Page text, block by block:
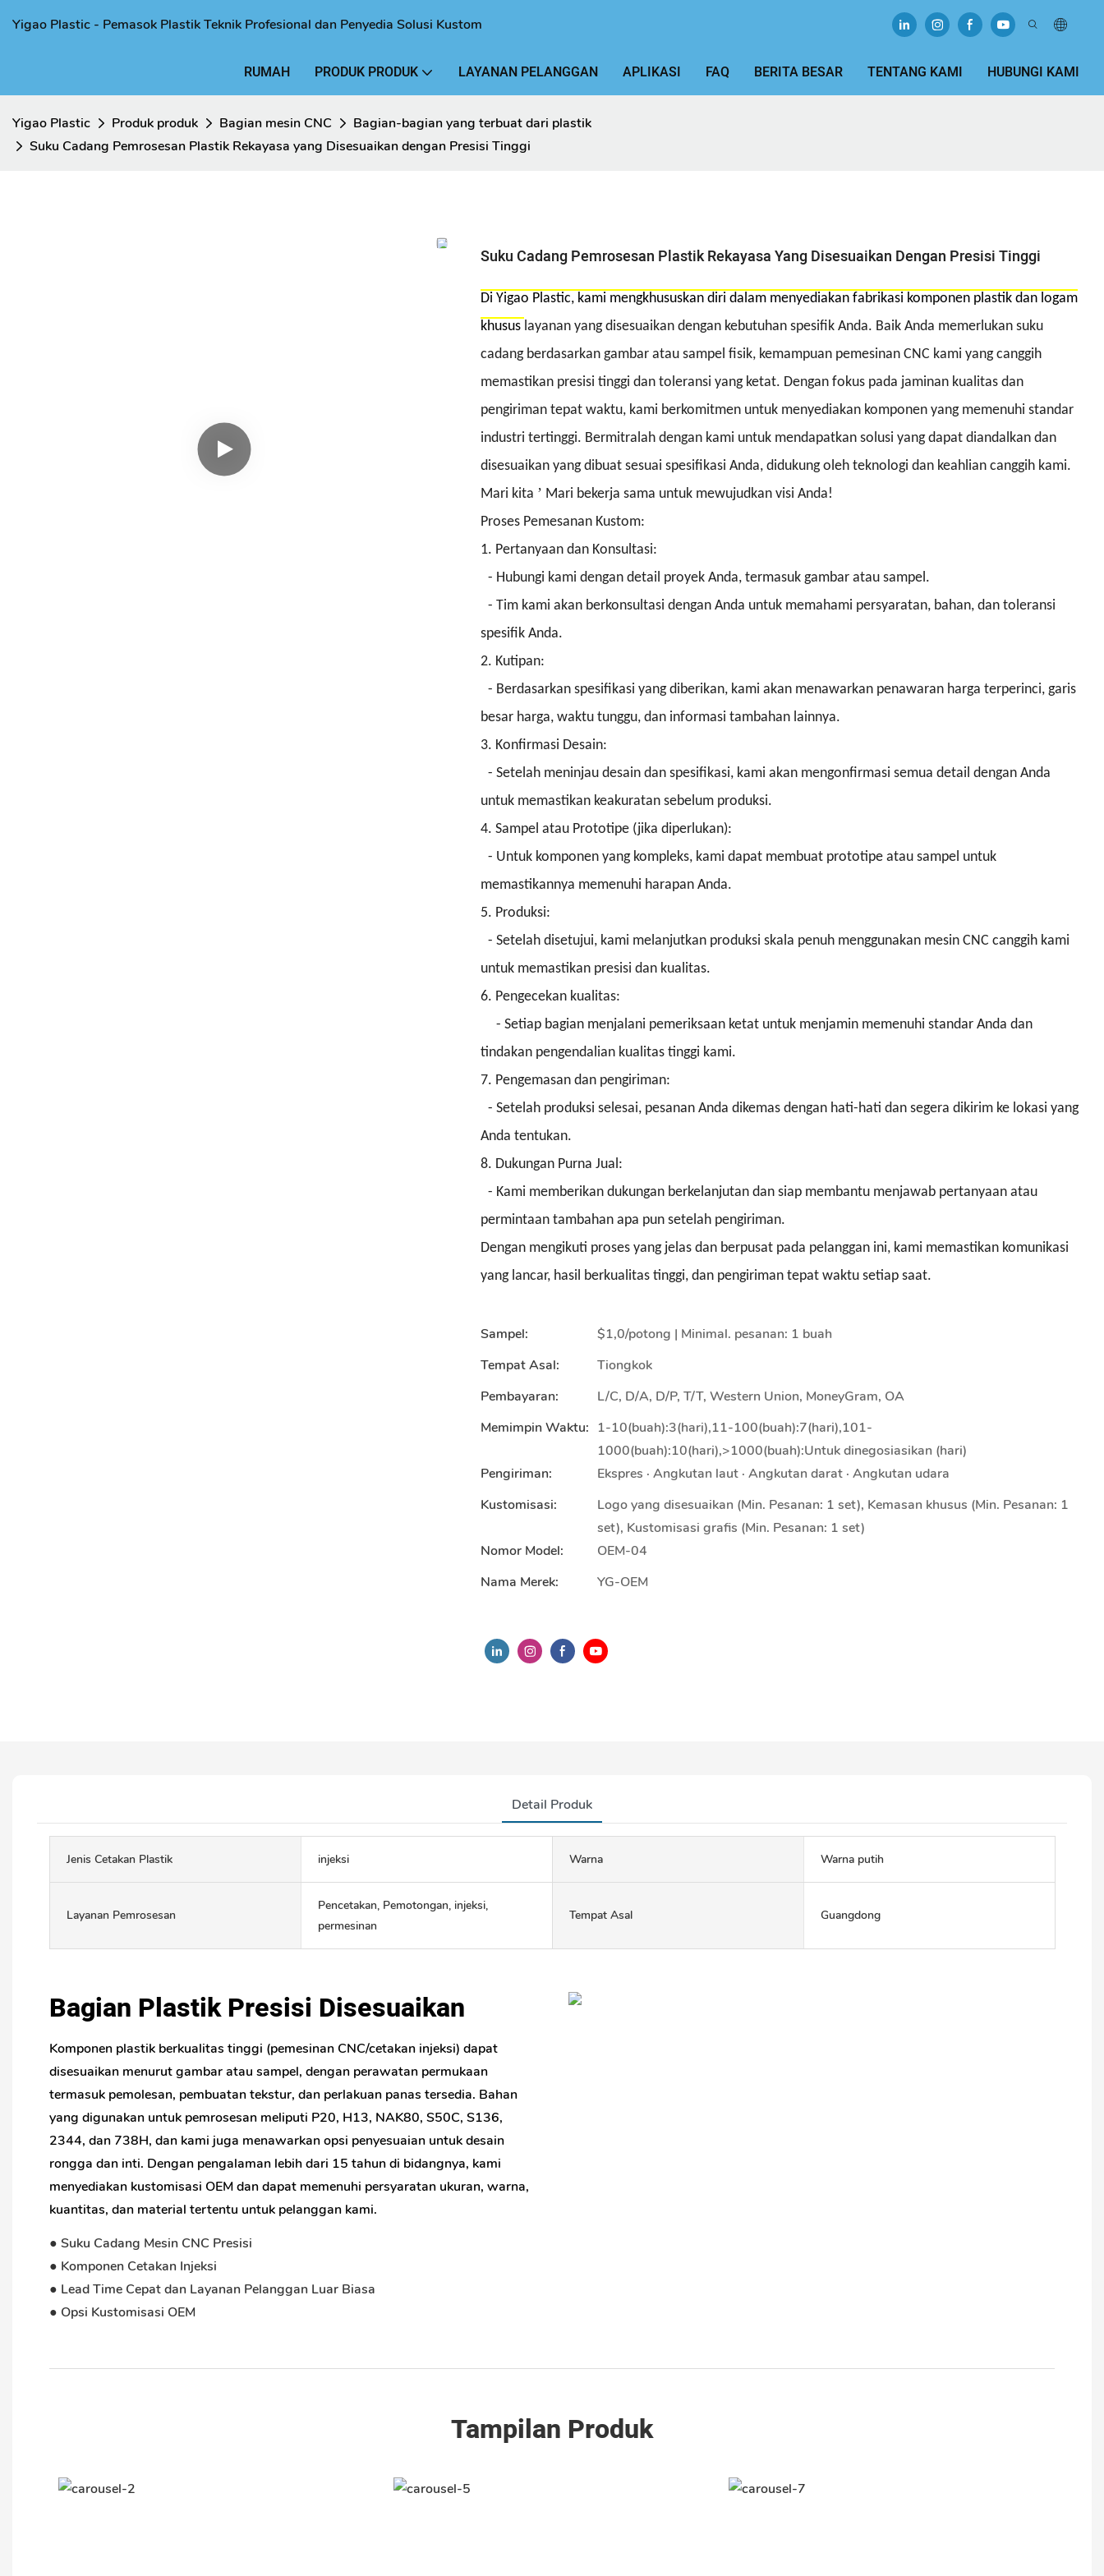
Yigao Plastic - Pemasok Plastik Teknik Profesional dan Penyedia Solusi Kustom
RUMAH PRODUK PRODUK LAYANAN PELANGGAN APLIKASI FAQ BERITA BESAR TENTANG KAMI HUBUNGI KAMI
Yigao Plastic Produk produk Bagian mesin CNC
Bagian-bagian yang terbuat dari plastik
Suku Cadang Pemrosesan Plastik Rekayasa yang Disesuaikan dengan Presisi Tinggi
Suku Cadang Pemrosesan Plastik Rekayasa Yang Disesuaikan Dengan Presisi Tinggi
Di Yigao Plastic, kami mengkhususkan diri dalam menyediakan fabrikasi komponen plastik dan logam
khusus layanan yang disesuaikan dengan kebutuhan spesifik Anda. Baik Anda memerlukan suku
cadang berdasarkan gambar atau sampel fisik, kemampuan pemesinan CNC kami yang canggih
memastikan presisi tinggi dan toleransi yang ketat. Dengan fokus pada jaminan kualitas dan
pengiriman tepat waktu, kami berkomitmen untuk menyediakan komponen yang memenuhi standar
industri tertinggi. Bermitralah dengan kami untuk mendapatkan solusi yang dapat diandalkan dan
disesuaikan yang dibuat sesuai spesifikasi Anda, didukung oleh teknologi dan keahlian canggih kami.
Mari kita ’ Mari bekerja sama untuk mewujudkan visi Anda!
Proses Pemesanan Kustom:
1. Pertanyaan dan Konsultasi:
- Hubungi kami dengan detail proyek Anda, termasuk gambar atau sampel.
- Tim kami akan berkonsultasi dengan Anda untuk memahami persyaratan, bahan, dan toleransi
spesifik Anda.
2. Kutipan:
- Berdasarkan spesifikasi yang diberikan, kami akan menawarkan penawaran harga terperinci, garis
besar harga, waktu tunggu, dan informasi tambahan lainnya.
3. Konfirmasi Desain:
- Setelah meninjau desain dan spesifikasi, kami akan mengonfirmasi semua detail dengan Anda
untuk memastikan keakuratan sebelum produksi.
4. Sampel atau Prototipe (jika diperlukan):
- Untuk komponen yang kompleks, kami dapat membuat prototipe atau sampel untuk
memastikannya memenuhi harapan Anda.
5. Produksi:
- Setelah disetujui, kami melanjutkan produksi skala penuh menggunakan mesin CNC canggih kami
untuk memastikan presisi dan kualitas.
6. Pengecekan kualitas:
- Setiap bagian menjalani pemeriksaan ketat untuk menjamin memenuhi standar Anda dan
tindakan pengendalian kualitas tinggi kami.
7. Pengemasan dan pengiriman:
- Setelah produksi selesai, pesanan Anda dikemas dengan hati-hati dan segera dikirim ke lokasi yang
Anda tentukan.
8. Dukungan Purna Jual:
- Kami memberikan dukungan berkelanjutan dan siap membantu menjawab pertanyaan atau
permintaan tambahan apa pun setelah pengiriman.
Dengan mengikuti proses yang jelas dan berpusat pada pelanggan ini, kami memastikan komunikasi
yang lancar, hasil berkualitas tinggi, dan pengiriman tepat waktu setiap saat.
Sampel:
$1,0/potong | Minimal. pesanan: 1 buah
Tempat Asal:
Tiongkok
Pembayaran:
L/C, D/A, D/P, T/T, Western Union, MoneyGram, OA
Memimpin Waktu: 1-10(buah):3(hari),11-100(buah):7(hari),101-
1000(buah):10(hari),>1000(buah):Untuk dinegosiasikan (hari)
Pengiriman:
Ekspres · Angkutan laut · Angkutan darat · Angkutan udara
Kustomisasi:
Logo yang disesuaikan (Min. Pesanan: 1 set), Kemasan khusus (Min. Pesanan: 1
set), Kustomisasi grafis (Min. Pesanan: 1 set)
Nomor Model:
OEM-04
Nama Merek:
YG-OEM
Detail Produk
Jenis Cetakan Plastik injeksi Warna Warna putih
Layanan Pemrosesan
Pencetakan, Pemotongan, injeksi,
permesinan
Tempat Asal Guangdong
Bagian Plastik Presisi Disesuaikan
Komponen plastik berkualitas tinggi (pemesinan CNC/cetakan injeksi) dapat
disesuaikan menurut gambar atau sampel, dengan perawatan permukaan
termasuk pemolesan, pembuatan tekstur, dan perlakuan panas tersedia. Bahan
yang digunakan untuk pemrosesan meliputi P20, H13, NAK80, S50C, S136,
2344, dan 738H, dan kami juga menawarkan opsi penyesuaian untuk desain
rongga dan inti. Dengan pengalaman lebih dari 15 tahun di bidangnya, kami
menyediakan kustomisasi OEM dan dapat memenuhi persyaratan ukuran, warna,
kuantitas, dan material tertentu untuk pelanggan kami.
● Suku Cadang Mesin CNC Presisi
● Komponen Cetakan Injeksi
● Lead Time Cepat dan Layanan Pelanggan Luar Biasa
● Opsi Kustomisasi OEM
Tampilan Produk